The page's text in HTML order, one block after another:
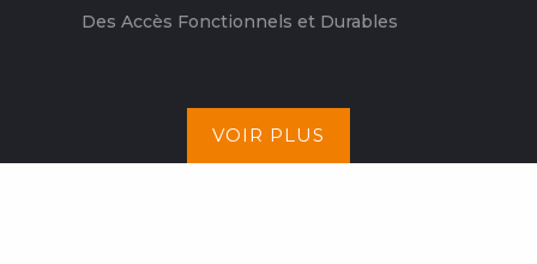
Des Accès Fonctionnels et Durables
VOIR PLUS